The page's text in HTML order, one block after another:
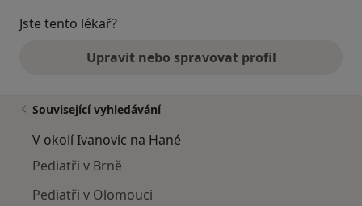
Jste tento lékař?
Upravit nebo spravovat profil
Související vyhledávání
V okolí Ivanovic na Hané
Pediatři v Brně
Pediatři v Olomouci